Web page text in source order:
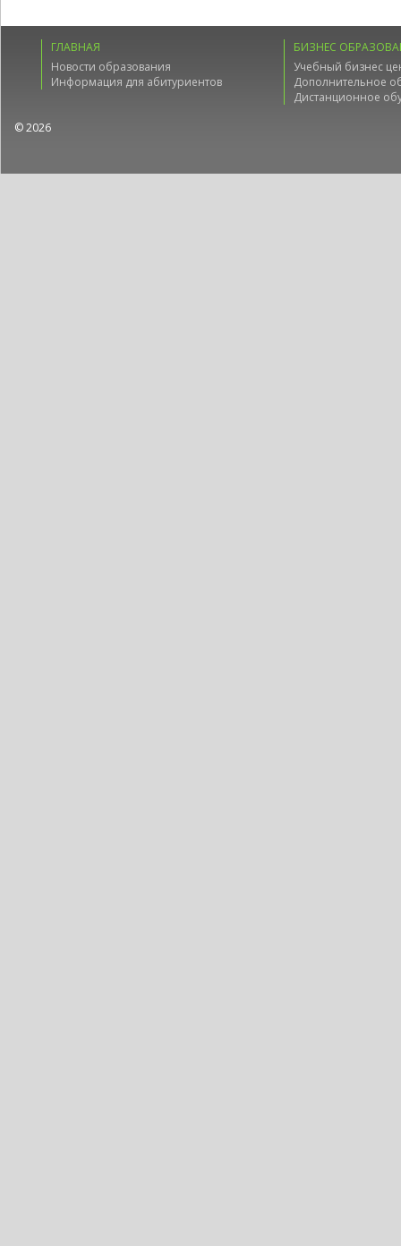
ГЛАВНАЯ
Новости образования
Информация для абитуриентов
БИЗНЕС
Учебный бизнес
Дополнительное
Дистанционное
© 2026